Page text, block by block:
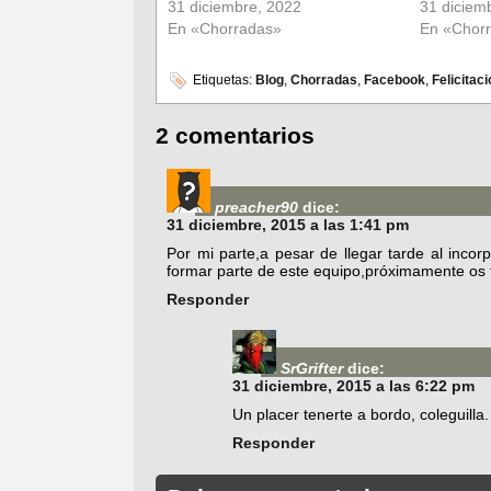
31 diciembre, 2022
En «Chorradas»
31
En
Etiquetas: Blog, Chorradas, Facebook,
2 comentarios
preacher90 dice:
31 diciembre, 2015 a las 1:41 pm
Por mi parte,a pesar de llegar tarde al
formar parte de este equipo,próximamente
Responder
SrGrifter dice:
31 diciembre, 2015 a las 6:22 pm
Un placer tenerte a bordo, coleguilla.
Responder